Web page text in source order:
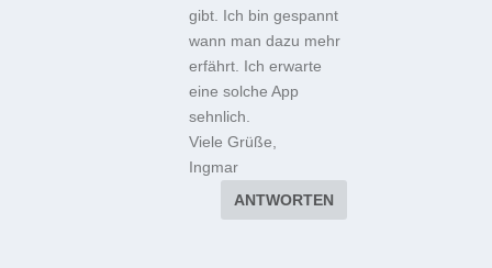
gibt. Ich bin gespannt
wann man dazu mehr
erfährt. Ich erwarte
eine solche App
sehnlich.
Viele Grüße,
Ingmar
ANTWORTEN